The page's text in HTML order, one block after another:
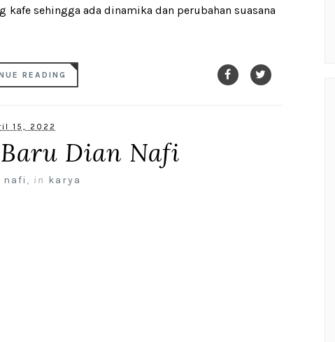
kafe sehingga ada dinamika dan perubahan suasana
READING
15, 2022
Dian Nafi
nafi , in karya